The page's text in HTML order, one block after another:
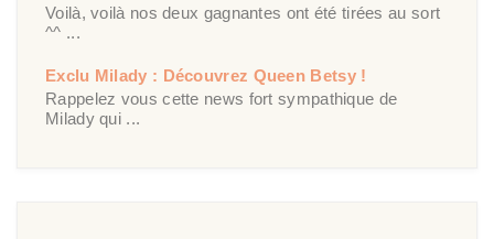
Voilà, voilà nos deux gagnantes ont été tirées au sort
^^ ...
Exclu Milady : Découvrez Queen Betsy !
Rappelez vous cette news fort sympathique de
Milady qui ...